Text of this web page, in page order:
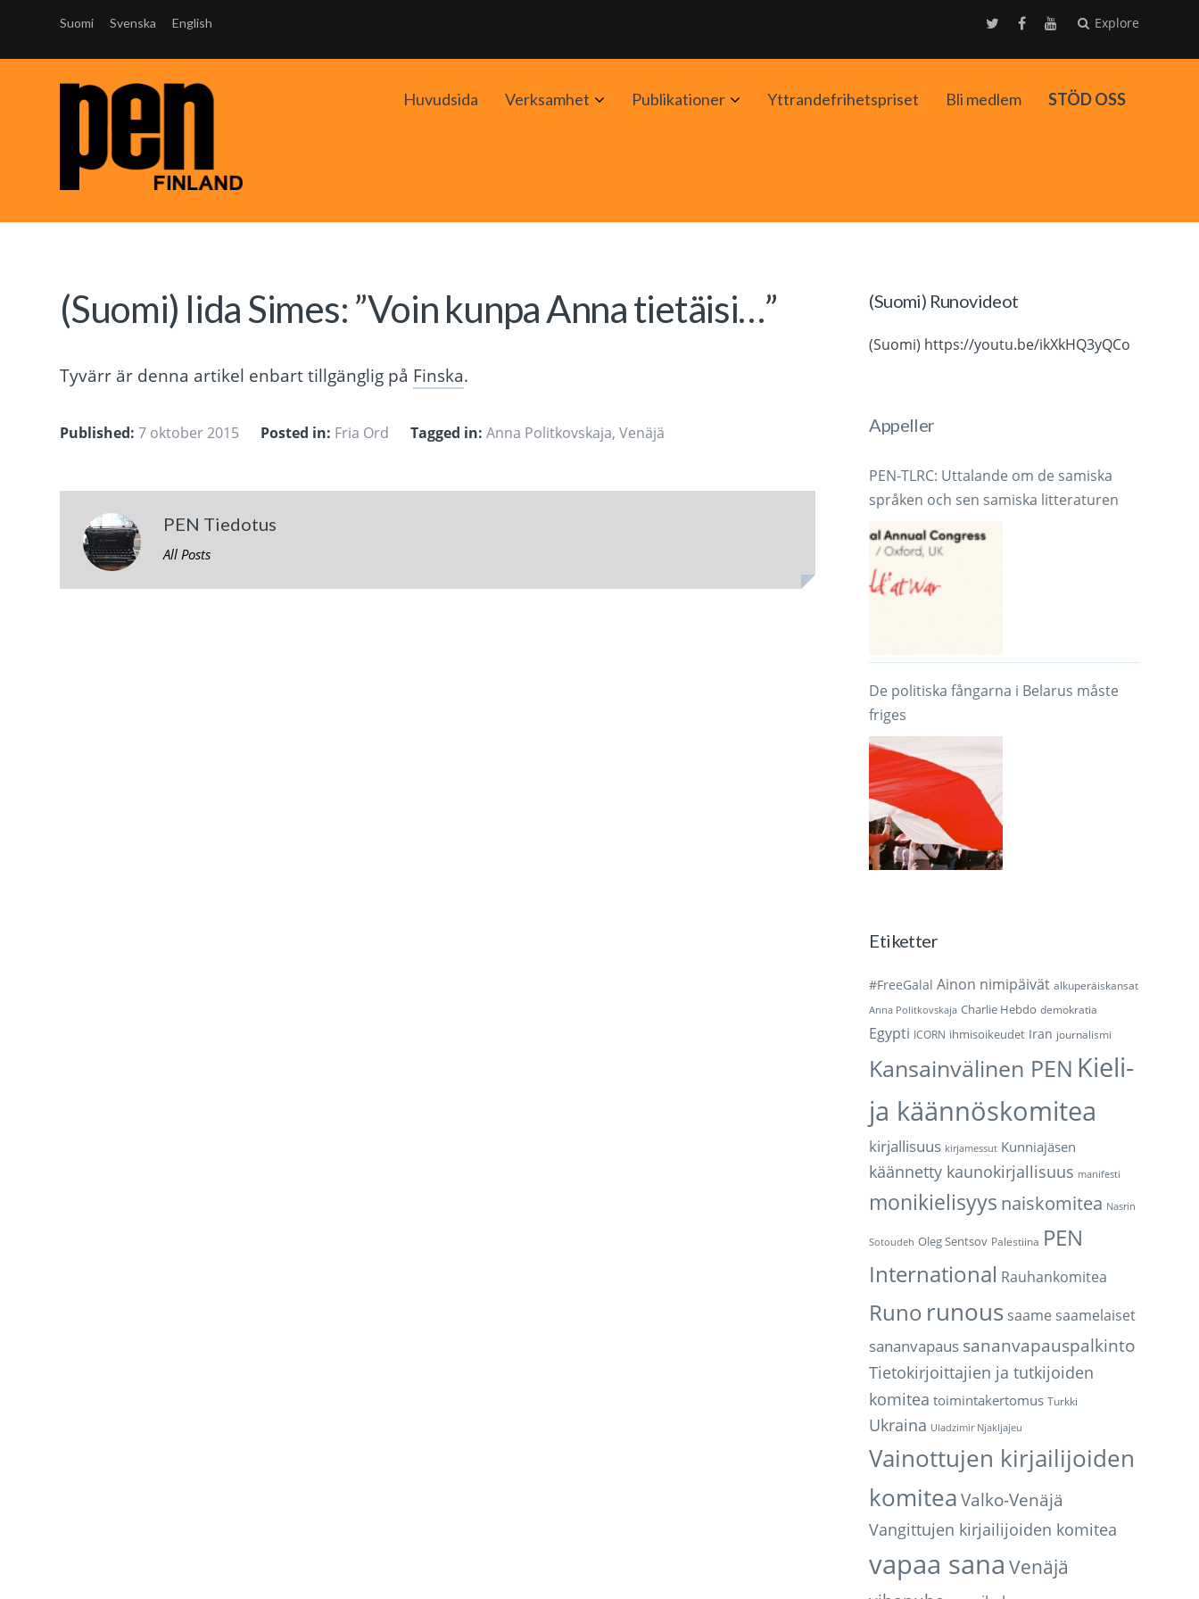
Suomi Svenska English Explore
Huvudsida Verksamhet AvaaPublikationer AvaaYttrandefrihetspriset Bli medlem STÖD OSS
(Suomi) Iida Simes: ”Voin kunpa Anna tietäisi…”
Tyvärr är denna artikel enbart tillgänglig på Finska.
Published: 7 oktober 2015 Posted in: Fria Ord Tagged in: Anna Politkovskaja,Venäjä
PEN Tiedotus
All Posts
(Suomi) Runovideot
(Suomi) https://youtu.be/ikXkHQ3yQCo
Appeller
PEN-TLRC: Uttalande om de samiska
språken och sen samiska litteraturen
De politiska fångarna i Belarus måste
friges
Etiketter
#FreeGalal Ainon nimipäivät alkuperäiskansat
Anna Politkovskaja Charlie Hebdo demokratia
Egypti ICORN ihmisoikeudet Iran journalismi
Kansainvälinen PEN Kieli-
ja käännöskomitea
kirjallisuus kirjamessut Kunniajäsen
käännetty kaunokirjallisuus manifesti
monikielisyys naiskomitea Nasrin
Sotoudeh Oleg Sentsov Palestiina PEN
International Rauhankomitea
Runo runous saame saamelaiset
sananvapaus sananvapauspalkinto
Tietokirjoittajien ja tutkijoiden
komitea toimintakertomus Turkki
Ukraina Uladzimir Njakljajeu
Vainottujen kirjailijoiden
komitea Valko-Venäjä
Vangittujen kirjailijoiden komitea
vapaa sana Venäjä